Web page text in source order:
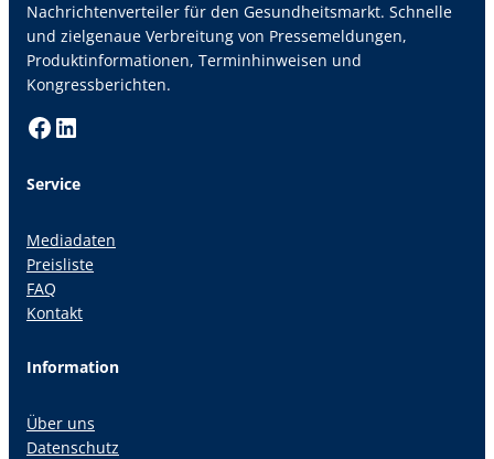
Nachrichtenverteiler für den Gesundheitsmarkt. Schnelle
und zielgenaue Verbreitung von Pressemeldungen,
Produktinformationen, Terminhinweisen und
Kongressberichten.
Facebook LinkedIn
Service
Mediadaten
Preisliste
FAQ
Kontakt
Information
Über uns
Datenschutz